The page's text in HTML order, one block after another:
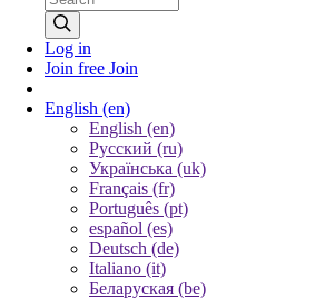
Log in
Join free Join
English (en)
English (en)
Русский (ru)
Українська (uk)
Français (fr)
Português (pt)
español (es)
Deutsch (de)
Italiano (it)
Беларуская (be)